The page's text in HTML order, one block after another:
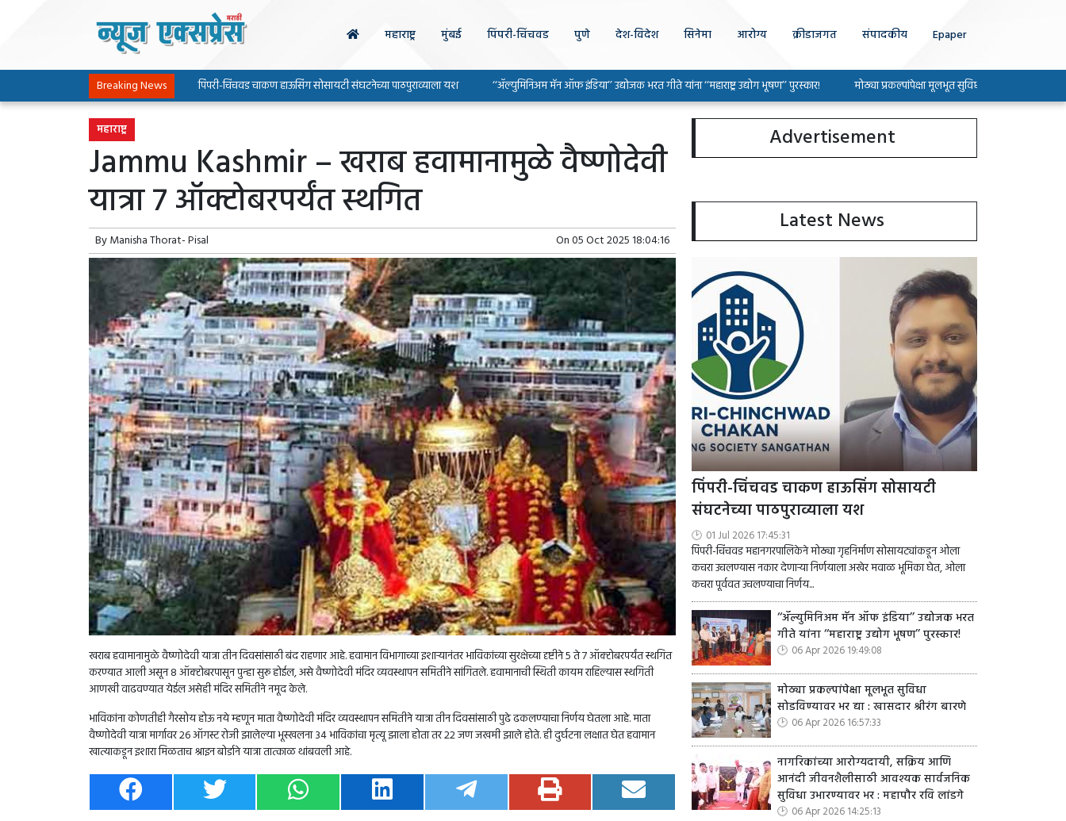
महाराष्ट्र मुंबई पिंपरी-चिंचवड पुणे देश-विदेश सिनेमा आरोग्य क्रीडाजगत संपादकीय Epaper
Breaking Newsपिंपरी-चिंचवड चाकण हाऊसिंग सोसायटी संघटनेच्या पाठपुराव्याला यश ‘‘ॲल्युमिनिअम मॅन ऑफ इंडिया’’ उद्योजक भरत गीते यांना ‘‘महाराष्ट्र उद्योग भूषण’’ पुरस्कार! मोठ्या प्रकल्पांपेक्षा मूलभूत सुविधा सोडविण्यावर भर द्या :
महाराष्ट्र
Jammu Kashmir – खराब हवामानामुळे वैष्णोदेवी
यात्रा 7 ऑक्टोबरपर्यंत स्थगित
ByManisha Thorat- Pisal On05 Oct 2025 18:04:16
खराब हवामानामुळे वैष्णोदेवी यात्रा तीन दिवसांसाठी बंद राहणार आहे. हवामान विभागाच्या इशाऱ्यानंतर भाविकांच्या सुरक्षेच्या दृष्टीने 5 ते 7 ऑक्टोबरपर्यंत स्थगित
करण्यात आली असून 8 ऑक्टोबरपासून पुन्हा सुरू होईल, असे वैष्णोदेवी मंदिर व्यवस्थापन समितीने सांगितले. हवामानाची स्थिती कायम राहिल्यास स्थगिती
आणखी वाढवण्यात येईल असेही मंदिर समितीने नमूद केले.
भाविकांना कोणतीही गैरसोय होऊ नये म्हणून माता वैष्णोदेवी मंदिर व्यवस्थापन समितीने यात्रा तीन दिवसांसाठी पुढे ढकलण्याचा निर्णय घेतला आहे. माता
वैष्णोदेवी यात्रा मार्गावर 26 ऑगस्ट रोजी झालेल्या भूस्खलना 34 भाविकांचा मृत्यू झाला होता तर 22 जण जखमी झाले होते. ही दुर्घटना लक्षात घेत हवामान
खात्याकडून इशारा मिळताच श्राइन बोर्डाने यात्रा तात्काळ थांबवली आहे.
Advertisement
Latest News
पिंपरी-चिंचवड चाकण हाऊसिंग सोसायटी
संघटनेच्या पाठपुराव्याला यश
01 Jul 2026 17:45:31
पिंपरी-चिंचवड महानगरपालिकेने मोठ्या गृहनिर्माण सोसायट्यांकडून ओला
कचरा उचलण्यास नकार देणाऱ्या निर्णयाला अखेर मवाळ भूमिका घेत, ओला
कचरा पूर्ववत उचलण्याचा निर्णय...
‘‘ॲल्युमिनिअम मॅन ऑफ इंडिया’’ उद्योजक भरत
गीते यांना ‘‘महाराष्ट्र उद्योग भूषण’’ पुरस्कार!
06 Apr 2026 19:49:08
मोठ्या प्रकल्पांपेक्षा मूलभूत सुविधा
सोडविण्यावर भर द्या : खासदार श्रीरंग बारणे
06 Apr 2026 16:57:33
नागरिकांच्या आरोग्यदायी, सक्रिय आणि
आनंदी जीवनशैलीसाठी आवश्यक सार्वजनिक
सुविधा उभारण्यावर भर : महापौर रवि लांडगे
06 Apr 2026 14:25:13